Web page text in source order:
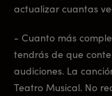
actualizar cuantas
- Cuanto más
tendrás de que
audiciones. La
Teatro Musical. No